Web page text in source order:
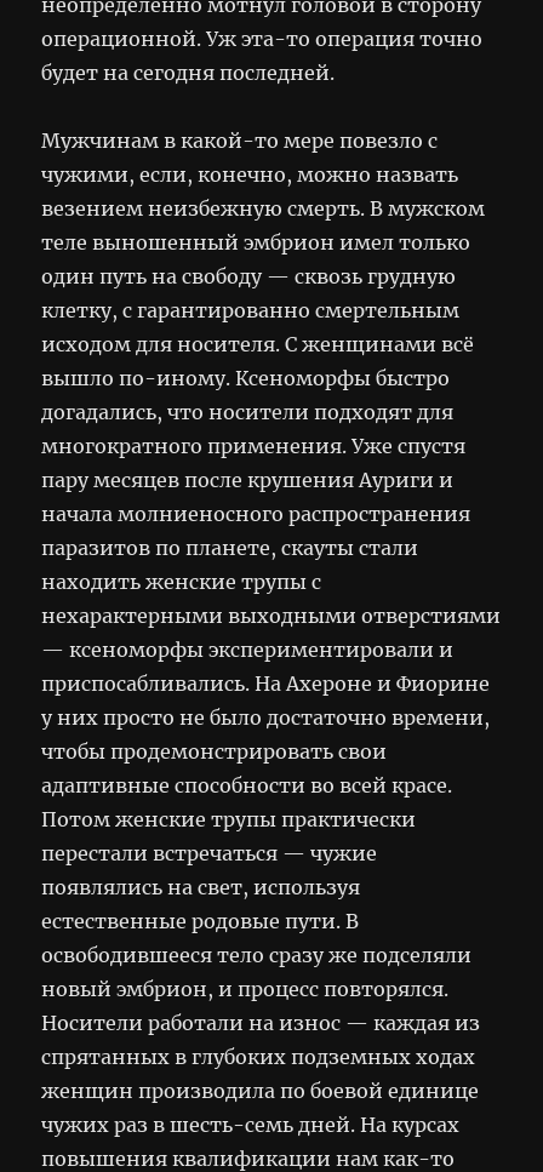
операционной. Уж эта-то операция точно
будет на сегодня последней.
Мужчинам в какой-то мере повезло с
чужими, если, конечно, можно назвать
везением неизбежную смерть. В мужском
теле выношенный эмбрион имел только
один путь на свободу — сквозь грудную
клетку, с гарантированно смертельным
исходом для носителя. С женщинами всё
вышло по-иному. Ксеноморфы быстро
догадались, что носители подходят для
многократного применения. Уже спустя
пару месяцев после крушения Ауриги и
начала молниеносного распространения
паразитов по планете, скауты стали
находить женские трупы с
нехарактерными выходными отверстиями
— ксеноморфы экспериментировали и
приспосабливались. На Ахероне и Фиорине
у них просто не было достаточно времени,
чтобы продемонстрировать свои
адаптивные способности во всей красе.
Потом женские трупы практически
перестали встречаться — чужие
появлялись на свет, используя
естественные родовые пути. В
освободившееся тело сразу же подселяли
новый эмбрион, и процесс повторялся.
Носители работали на износ — каждая из
спрятанных в глубоких подземных ходах
женщин производила по боевой единице
чужих раз в шесть-семь дней. На курсах
повышения квалификации нам как-то